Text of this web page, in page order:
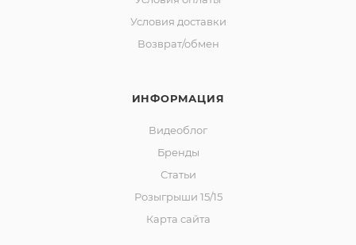
Условия доставки
Возврат/обмен
ИНФОРМАЦИЯ
Видеоблог
Бренды
Статьи
Розыгрыши 15/15
Карта сайта